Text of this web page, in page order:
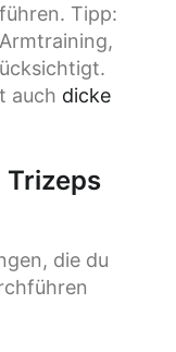
Tipp:
auch dicke
die du